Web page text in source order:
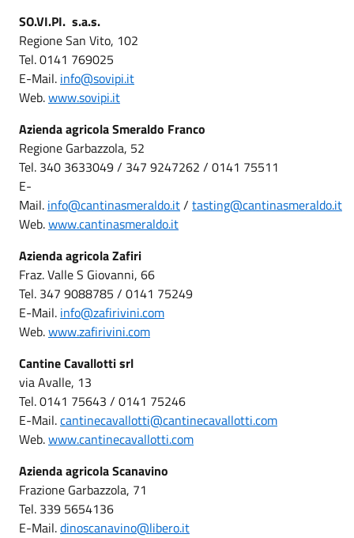
SO.VI.PI. s.a.s.
Regione San Vito, 102
Tel. 0141 769025
E-Mail. info@sovipi.it
Web.www.sovipi.it
Azienda agricola Smeraldo Franco
Regione Garbazzola, 52
Tel. 340 3633049 / 347 9247262 / 0141 75511
E-
Mail. info@cantinasmeraldo.it/ tasting@cantinasmeraldo.it
Web.www.cantinasmeraldo.it
Azienda agricola Zafiri
Fraz. Valle S Giovanni, 66
Tel. 347 9088785 / 0141 75249
E-Mail. info@zafirivini.com
Web.www.zafirivini.com
Cantine Cavallotti srl
via Avalle, 13
Tel. 0141 75643 / 0141 75246
E-Mail.cantinecavallotti@cantinecavallotti.com
Web.www.cantinecavallotti.com
Azienda agricola Scanavino
Frazione Garbazzola, 71
Tel. 339 5654136
E-Mail.dinoscanavino@libero.it